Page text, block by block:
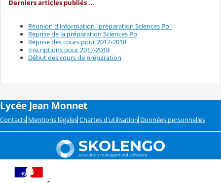
Derniers articles publiés ...
Réunion d'information "préparation Sciences Po"
Reprise de la préparation Sciences Po
Reprise des cours pour 2017-2018
Inscriptions pour 2017-2018
Début des cours de préparation
Lycée Jean Monnet
Contacts Mentions légales Chartes d'utilisation Données personnelles